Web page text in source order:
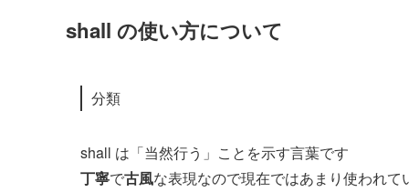
shall の使い方について
分類
shall は「当然行う」ことを示す言葉です
丁寧で古風な表現なので現在ではあまり使われて